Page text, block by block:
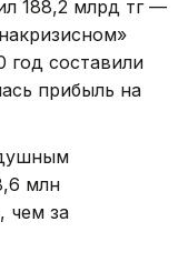
188,2 млрд тг —
год составили
прибыль на
млн
чем за